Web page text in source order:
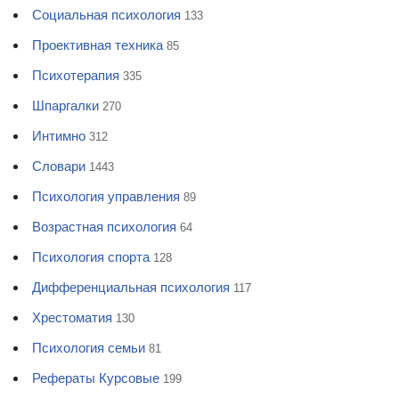
Социальная психология 133
Проективная техника 85
Психотерапия 335
Шпаргалки 270
Интимно 312
Словари 1443
Психология управления 89
Возрастная психология 64
Психология спорта 128
Дифференциальная психология 117
Хрестоматия 130
Психология семьи 81
Рефераты Курсовые 199